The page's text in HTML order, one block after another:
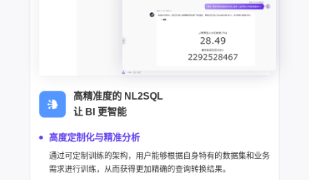
高精准度的 NL2SQL
让 BI 更智能
高度定制化与精准分析
通过可定制训练的架构，用户能够根据自身特有的数据集和业务
需求进行训练，从而获得更加精确的查询转换结果。